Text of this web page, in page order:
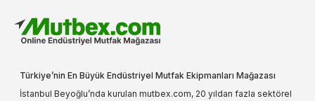
Türkiye’nin En Büyük Endüstriyel Mutfak Ekipmanları Mağazası
İstanbul Beyoğlu’nda kurulan mutbex.com, 20 yıldan fazla sektörel